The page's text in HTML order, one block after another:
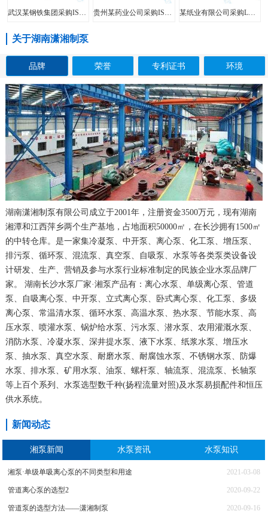
某纸业有限公司采购LXL型两相流无堵塞纸浆泵
关于湖南潇湘制泵
品牌 荣誉 专利证书 环境
湖南潇湘制泵有限公司成立于2001年，注册资金3500万元，现有湖南
湘潭和江西萍乡两个生产基地，占地面积50000㎡，在长沙拥有1500㎡
的中转仓库。是一家集冷凝泵、中开泵、离心泵、化工泵、增压泵、
排污泵、循环泵、混流泵、真空泵、自吸泵、水泵等各类泵类设备设
计研发、生产、营销及参与水泵行业标准制定的民族企业水泵品牌厂
家。 湖南长沙水泵厂家·湘泵产品有：离心水泵、单级离心泵、管道
泵、自吸离心泵、中开泵、立式离心泵、卧式离心泵、化工泵、多级
离心泵、常温清水泵、循环水泵、高温水泵、热水泵、节能水泵、高
压水泵、喷灌水泵、锅炉给水泵、污水泵、潜水泵、农用灌溉水泵、
消防水泵、冷凝水泵、深井提水泵、液下水泵、纸浆水泵、增压水
泵、抽水泵、真空水泵、耐磨水泵、耐腐蚀水泵、不锈钢水泵、防爆
水泵、排水泵、矿用水泵、油泵、螺杆泵、轴流泵、混流泵、长轴泵
等上百个系列、水泵选型数千种(扬程流量对照)及水泵易损配件和恒压
供水系统。
新闻动态
湘泵新闻 水泵资讯 水泵知识
湘泵·单级单吸离心泵的不同类型和用途 2021-03-08
管道离心泵的选型2 2020-09-22
管道泵的选型方法——潇湘制泵 2020-09-16